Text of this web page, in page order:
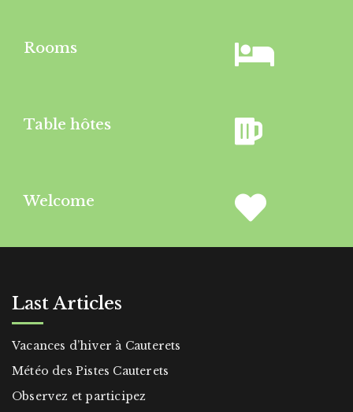
Rooms
Table hôtes
Welcome
Last Articles
Vacances d’hiver à Cauterets
Météo des Pistes Cauterets
Observez et participez